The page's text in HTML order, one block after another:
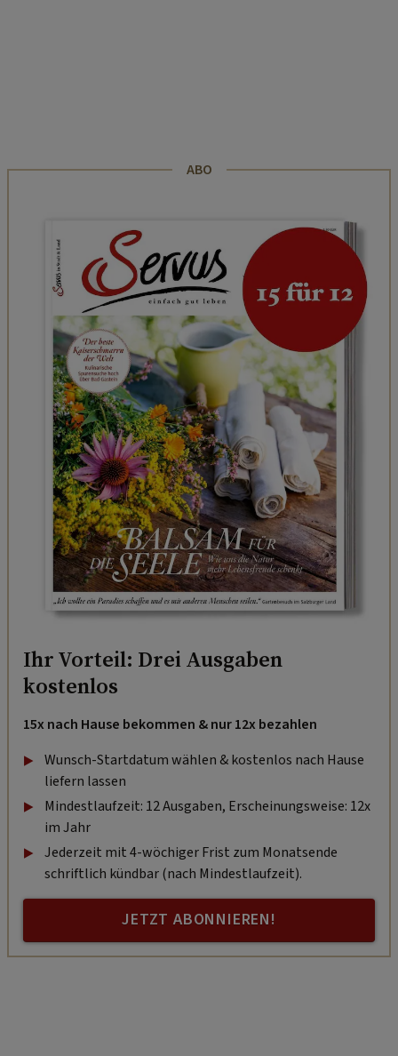
ABO
Ihr Vorteil: Drei Ausgaben
kostenlos
15x nach Hause bekommen & nur 12x bezahlen
Wunsch-Startdatum wählen & kostenlos nach Hause
liefern lassen
Mindestlaufzeit: 12 Ausgaben, Erscheinungsweise: 12x
im Jahr
Jederzeit mit 4-wöchiger Frist zum Monatsende
schriftlich kündbar (nach Mindestlaufzeit).
JETZT ABONNIEREN!